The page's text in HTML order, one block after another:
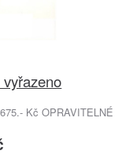
Kč OPRAVITELNÉ